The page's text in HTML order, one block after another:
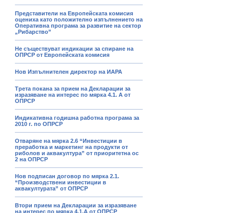
Представители на Европейската комисия
оцениха като положително изпълнението на
Оперативна програма за развитие на сектор
„Рибарство”
Не съществуват индикации за спиране на
ОПРСР от Европейската комисия
Нов Изпълнителен директор на ИАРА
Трета покана за прием на Декларации за
изразяване на интерес по мярка 4.1. А от
ОПРСР
Индикативна годишна работна програма за
2010 г. по ОПРСР
Отваряне на мярка 2.6 “Инвестиции в
преработка и маркетинг на продукти от
риболов и аквакултура” от приоритетна ос
2 на ОПРСР
Нов подписан договор по мярка 2.1.
“Производствени инвестиции в
аквакултурата” от ОПРСР
Втори прием на Декларации за изразяване
на интерес по мярка 4.1.А от ОПРСР